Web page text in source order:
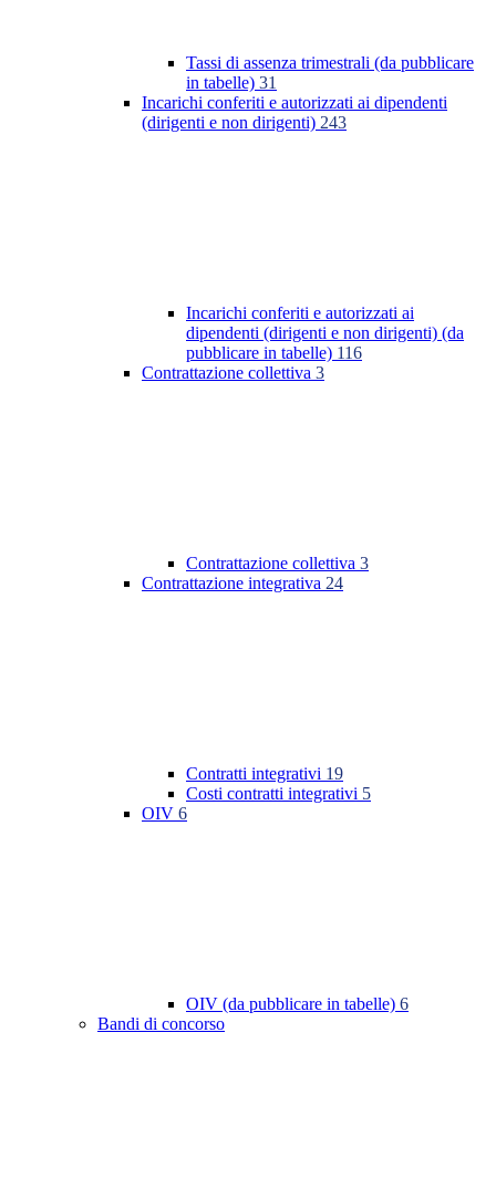
Tassi di assenza trimestrali (da pubblicare
in tabelle) 31
Incarichi conferiti e autorizzati ai dipendenti
(dirigenti e non dirigenti) 243
Incarichi conferiti e autorizzati ai
dipendenti (dirigenti e non dirigenti) (da
pubblicare in tabelle) 116
Contrattazione collettiva 3
Contrattazione collettiva 3
Contrattazione integrativa 24
Contratti integrativi 19
Costi contratti integrativi 5
OIV 6
OIV (da pubblicare in tabelle) 6
Bandi di concorso